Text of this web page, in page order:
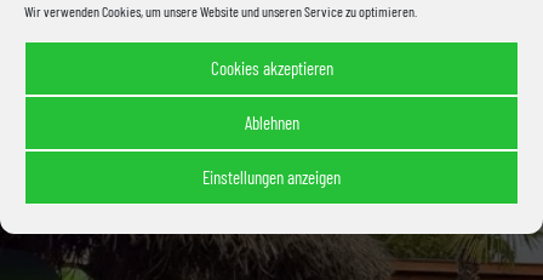
Wir verwenden Cookies, um unsere Website und unseren Service zu optimieren.
Cookies akzeptieren
Ablehnen
Einstellungen anzeigen
520 Abonnenten